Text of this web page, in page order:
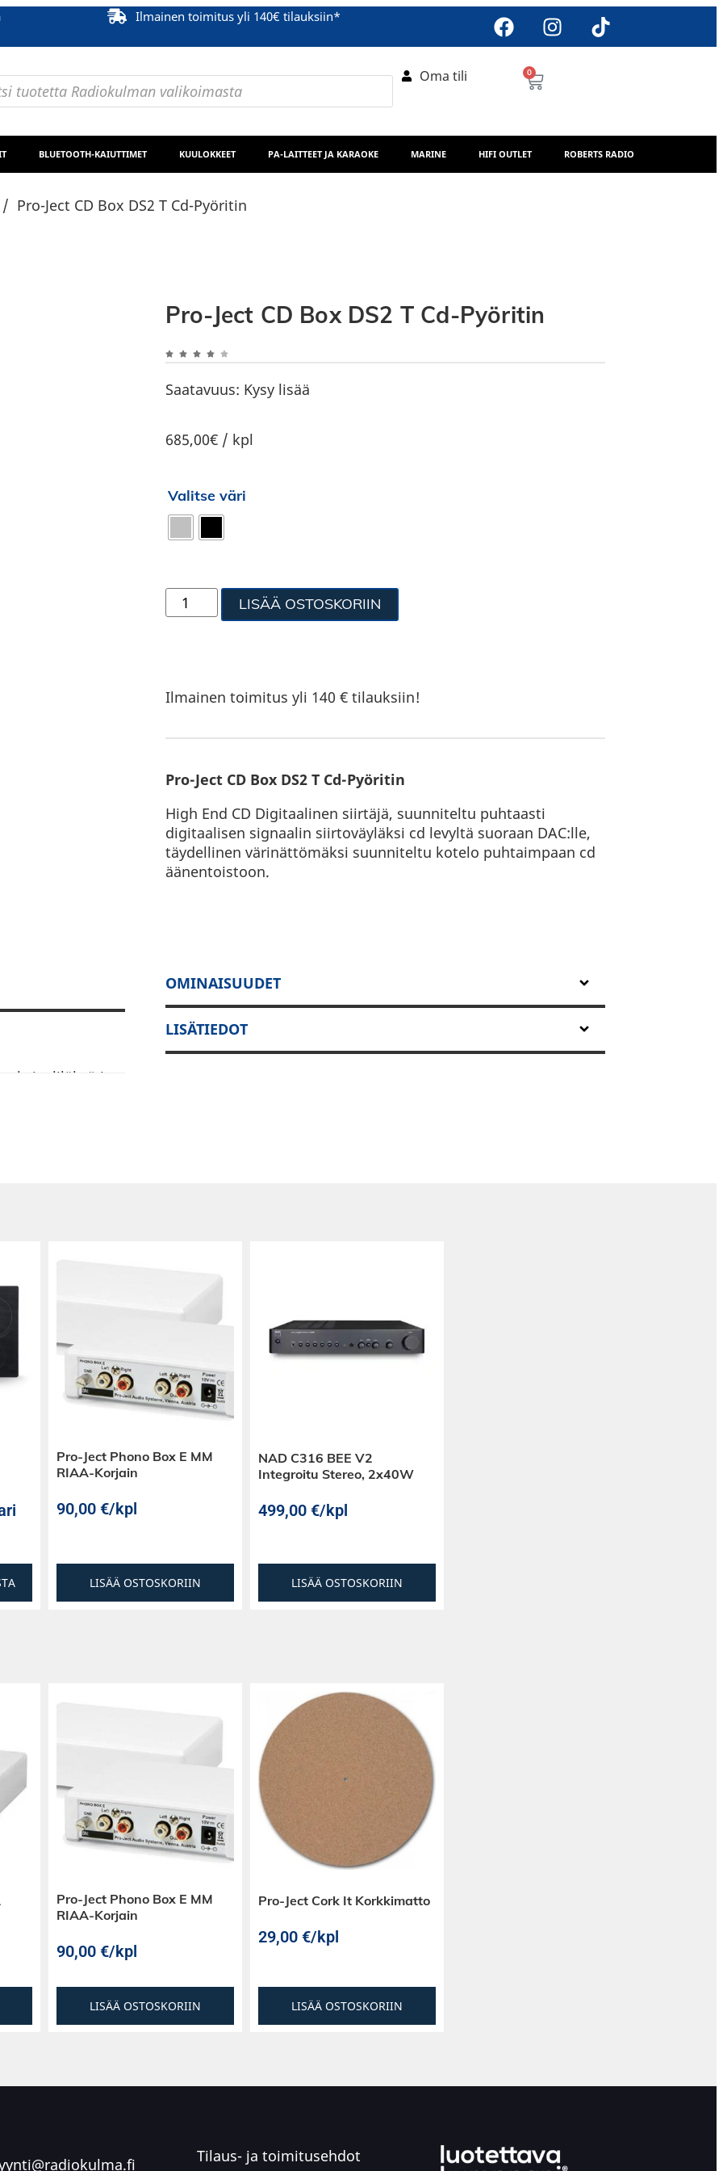
Ilmainen toimitus yli 140€ tilauksiin*
Oma tili 0
BLUETOOTH-KAIUTTIMET KUULOKKEET PA-LAITTEET JA KARAOKE MARINE HIFI OUTLET ROBERTS RADIO
/ Pro-Ject CD Box DS2 T Cd-Pyöritin
Pro-Ject CD Box DS2 T Cd-Pyöritin
Saatavuus: Kysy lisää
685,00€ / kpl
Valitse väri
LISÄÄ OSTOSKORIIN
Ilmainen toimitus yli 140 € tilauksiin!
Pro-Ject CD Box DS2 T Cd-Pyöritin
High End CD Digitaalinen siirtäjä, suunniteltu puhtaasti
digitaalisen signaalin siirtoväyläksi cd levyltä suoraan DAC:lle,
täydellinen värinättömäksi suunniteltu kotelo puhtaimpaan cd
äänentoistoon.
ja
kuin DVD-
CD
puhtaana
Book
täydelliseen
kuten
koska
CD Box
niiden
versiot myös
OMINAISUUDET
LISÄTIEDOT
Pro-Ject Phono Box E MM
RIAA-Korjain
90,00 €/kpl
LISÄÄ OSTOSKORIIN
NAD C316 BEE V2
Integroitu Stereo, 2x40W
499,00 €/kpl
LISÄÄ OSTOSKORIIN
Pro-Ject Phono Box E MM
RIAA-Korjain
90,00 €/kpl
LISÄÄ OSTOSKORIIN
Pro-Ject Cork It Korkkimatto
29,00 €/kpl
LISÄÄ OSTOSKORIIN
Tilaus- ja toimitusehdot